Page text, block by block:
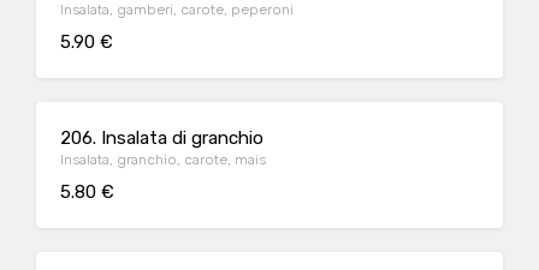
Insalata, gamberi, carote, peperoni
5.90 €
206. Insalata di granchio
Insalata, granchio, carote, mais
5.80 €